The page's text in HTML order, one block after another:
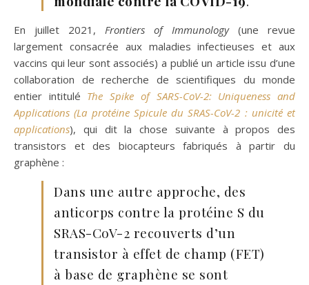
En juillet 2021, Frontiers of Immunology(une revue
largement consacrée aux maladies infectieuses et aux
vaccins qui leur sont associés) a publié un article issu d’une
collaboration de recherche de scientifiques du monde
entier intitulé The Spike of SARS-CoV-2: Uniqueness and
Applications (La protéine Spicule du SRAS-CoV-2 : unicité et
applications), qui dit la chose suivante à propos des
transistors et des biocapteurs fabriqués à partir du
graphène :
Dans une autre approche, des
anticorps contre la protéine S du
SRAS-CoV-2 recouverts d’un
transistor à effet de champ (FET)
à base de graphène se sont